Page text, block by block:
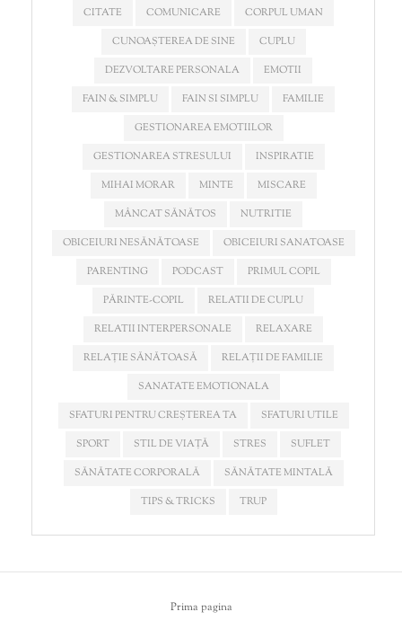
CITATE
COMUNICARE
CORPUL UMAN
CUNOAȘTEREA DE SINE
CUPLU
DEZVOLTARE PERSONALA
EMOTII
FAIN & SIMPLU
FAIN SI SIMPLU
FAMILIE
GESTIONAREA EMOTIILOR
GESTIONAREA STRESULUI
INSPIRATIE
MIHAI MORAR
MINTE
MISCARE
MÂNCAT SĂNĂTOS
NUTRITIE
OBICEIURI NESĂNĂTOASE
OBICEIURI SANATOASE
PARENTING
PODCAST
PRIMUL COPIL
PĂRINTE-COPIL
RELATII DE CUPLU
RELATII INTERPERSONALE
RELAXARE
RELAȚIE SĂNĂTOASĂ
RELAȚII DE FAMILIE
SANATATE EMOTIONALA
SFATURI PENTRU CREȘTEREA TA
SFATURI UTILE
SPORT
STIL DE VIAȚĂ STRES
SUFLET
SĂNĂTATE CORPORALĂ
SĂNĂTATE MINTALĂ
TIPS & TRICKS
TRUP
Prima pagina